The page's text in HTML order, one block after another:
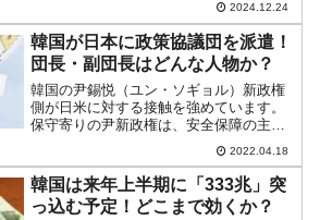
『Investing.com』より引用）。ちょい下
げで始まりましたが現在のところ陽線。
KO...
2024.12.24
韓国が日本に政策協議団を派遣！
団長・副団長はどんな人物か？
韓国の尹錫悦（ユン・ソギョル）新政権
側が日米に対する接触を強めています。
保守寄りの尹新政権は、安全保障の主軸
をアメリカ合衆国との同盟関係に置いて
いるためです。先にご紹介した、「米韓
政策協議代表団」団長として訪米した朴
振（パク・ジン）議員は、...
2022.04.18
韓国は来年上半期に「333兆」突
っ込む予定！どこまで効くか？